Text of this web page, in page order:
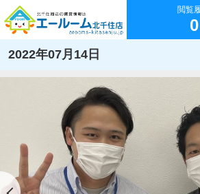
閲覧
0
2022年07月14日